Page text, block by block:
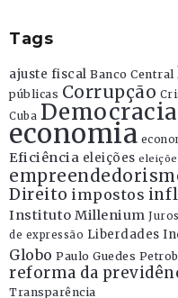
Tags
ajuste fiscal Banco Central
públicas Corrupção
Cuba Democracia
economia
Eficiência eleições
Direito impostos
Instituto Millenium Juros
de expressão Liberdades
Globo Paulo Guedes
reforma da
Transparência